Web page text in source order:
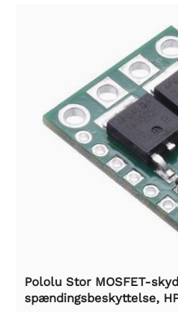
Pololu Stor MOSFET-
spændingsbeskyttelse,